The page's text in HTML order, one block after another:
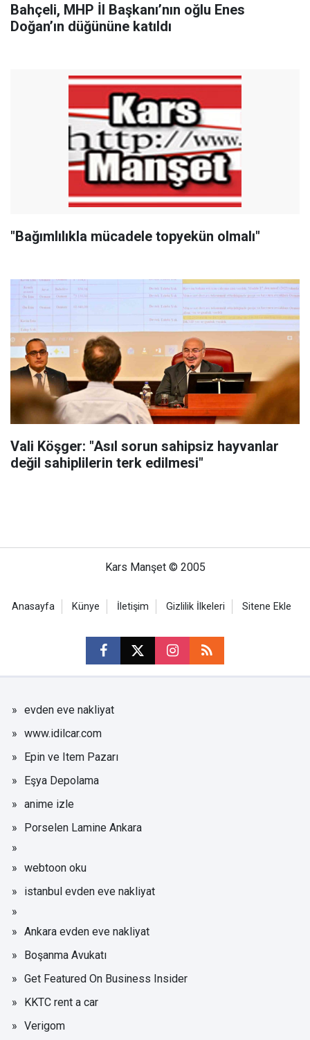
Bahçeli, MHP İl Başkanı’nın oğlu Enes
Doğan’ın düğününe katıldı
"Bağımlılıkla mücadele topyekün olmalı"
Vali Köşger: "Asıl sorun sahipsiz hayvanlar
değil sahiplilerin terk edilmesi"
Kars Manşet © 2005
Anasayfa Künye İletişim Gizlilik İlkeleri Sitene Ekle
evden eve nakliyat
www.idilcar.com
Epin ve Item Pazarı
Eşya Depolama
anime izle
Porselen Lamine Ankara
webtoon oku
istanbul evden eve nakliyat
Ankara evden eve nakliyat
Boşanma Avukatı
Get Featured On Business Insider
KKTC rent a car
Verigom